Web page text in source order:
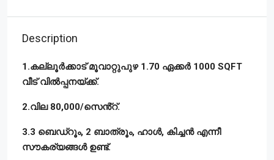
Description
1.കല്ലൂർക്കാട് മൂവാറ്റുപുഴ 1.70 ഏക്കർ 1000 SQFT
വീട് വിൽപ്പനയ്ക്ക്.
2.വില 80,000/സെൻ്റ്.
3.3 ബെഡ്‌റൂം, 2 ബാത്രൂം, ഹാൾ, കിച്ചൻ എന്നീ
സൗകര്യങ്ങൾ ഉണ്ട്.